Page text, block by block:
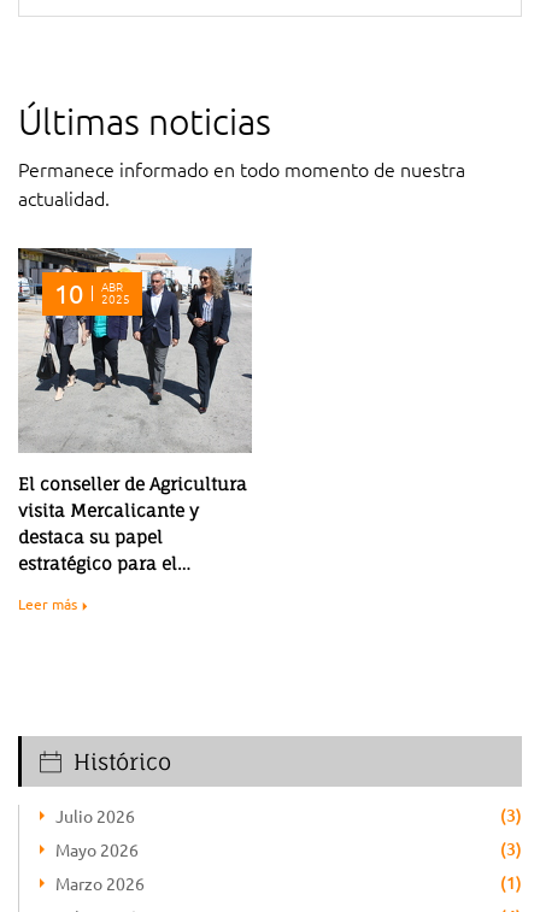
Últimas noticias
Permanece informado en todo momento de nuestra
actualidad.
10 ABR
2025
El conseller de Agricultura
visita Mercalicante y
destaca su papel
estratégico para el
Leer más
Histórico
Julio 2026 (3)
Mayo 2026 (3)
Marzo 2026 (1)